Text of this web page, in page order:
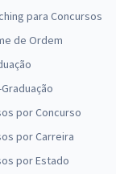
da prova. A
conte com a
detalhes dos
para Concursos
de Ordem
por Concurso
por Carreira
por Estado